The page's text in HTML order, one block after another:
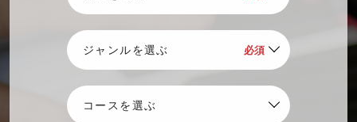
2026.03.05 特別企画
銘器の故郷を訪ねるヨーロッパ・ピアノの旅 2026年9月 催行
新卒採用サイトを公開しました